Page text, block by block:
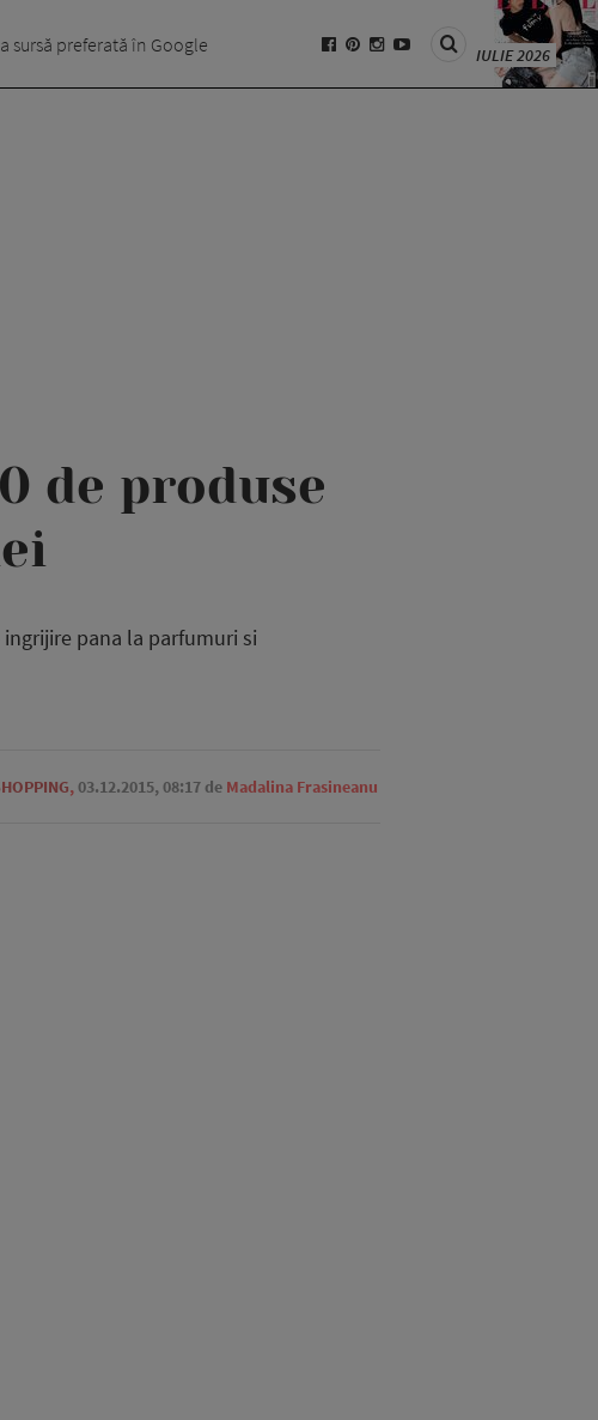
sursă preferată în Google IULIE 2026
de produse
pana la parfumuri si
,03.12.2015, 08:17 de Madalina Frasineanu